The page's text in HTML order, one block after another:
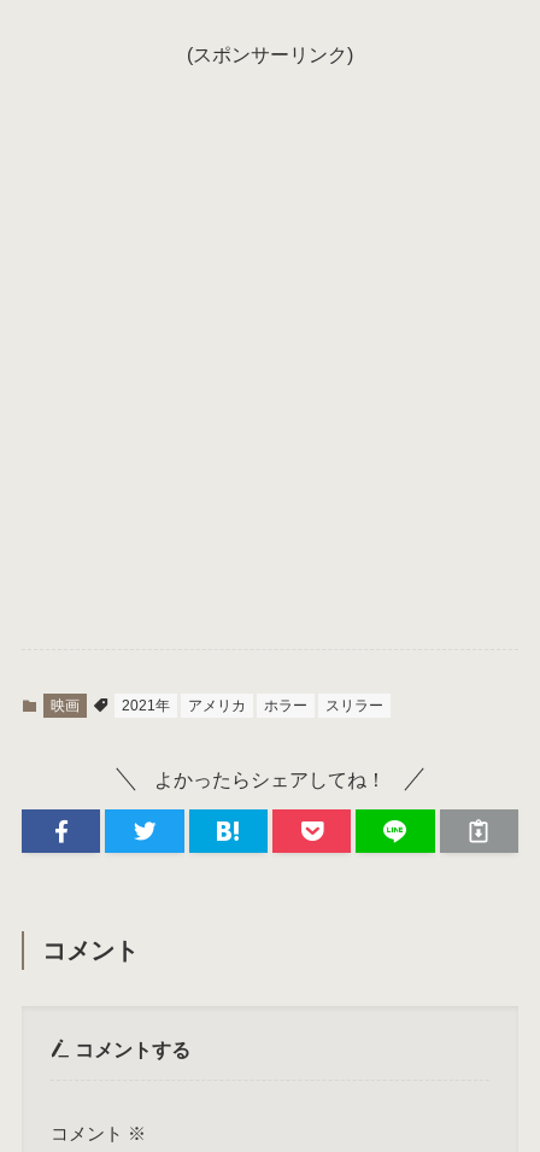
(スポンサーリンク)
映画 2021年 アメリカ ホラー スリラー
よかったらシェアしてね！
コメント
コメントする
コメント ※